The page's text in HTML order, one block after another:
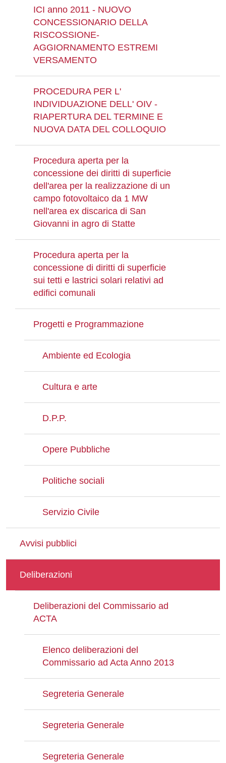
ICI anno 2011 - NUOVO
CONCESSIONARIO DELLA
RISCOSSIONE-
AGGIORNAMENTO ESTREMI
VERSAMENTO
PROCEDURA PER L'
INDIVIDUAZIONE DELL' OIV -
RIAPERTURA DEL TERMINE E
NUOVA DATA DEL COLLOQUIO
Procedura aperta per la
concessione dei diritti di superficie
dell'area per la realizzazione di un
campo fotovoltaico da 1 MW
nell'area ex discarica di San
Giovanni in agro di Statte
Procedura aperta per la
concessione di diritti di superficie
sui tetti e lastrici solari relativi ad
edifici comunali
Progetti e Programmazione
Ambiente ed Ecologia
Cultura e arte
D.P.P.
Opere Pubbliche
Politiche sociali
Servizio Civile
Avvisi pubblici
Deliberazioni
Deliberazioni del Commissario ad
ACTA
Elenco deliberazioni del
Commissario ad Acta Anno 2013
Segreteria Generale
Segreteria Generale
Segreteria Generale